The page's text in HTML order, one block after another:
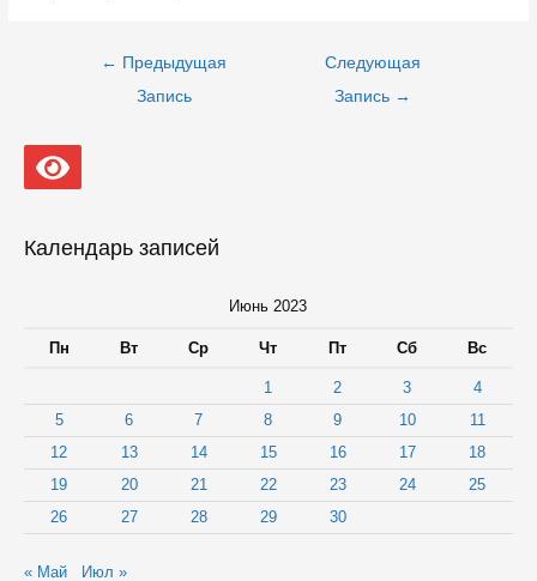
Навигация
← Предыдущая
Запись
Следующая
Запись →
Календарь записей
Июнь 2023
Пн Вт Ср Чт Пт Сб Вс
1 2 3
4
5
6 7 8 9 10
11
12
13 14 15 16 17
18
19
20 21 22 23 24
25
26
27 28 29 30
« Май Июл »